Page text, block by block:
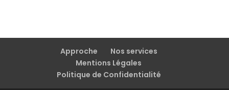
Approche
Nos services
Mentions Légales
Politique de Confidentialité